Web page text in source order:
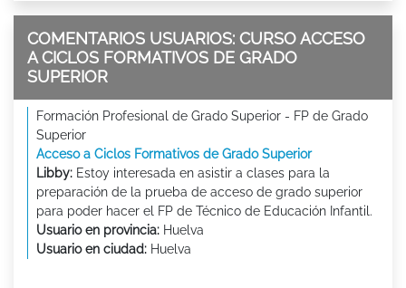
COMENTARIOS USUARIOS: CURSO ACCESO
A CICLOS FORMATIVOS DE GRADO
SUPERIOR
Formación Profesional de Grado Superior - FP de Grado
Superior
Acceso a Ciclos Formativos de Grado Superior
Libby: Estoy interesada en asistir a clases para la
preparación de la prueba de acceso de grado superior
para poder hacer el FP de Técnico de Educación Infantil.
Usuario en provincia: Huelva
Usuario en ciudad: Huelva